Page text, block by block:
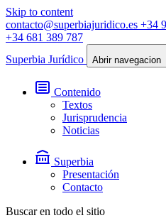
Skip to content
contacto@superbiajuridico.es +34
+34 681 389 787
Superbia Jurídico
Abrir navegacion
Contenido
Textos
Jurisprudencia
Noticias
Superbia
Presentación
Contacto
Buscar en todo el sitio